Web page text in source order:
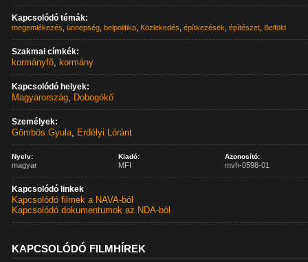
Kapcsolódó témák:
megemlékezés ,ünnepség ,belpolitika Közlekedés ,építkezések ,építészet Belföld
Szakmai címkék:
kormányfő, kormány
Kapcsolódó helyek:
Magyarország, Dobogókő
Személyek:
Gömbös Gyula, Erdélyi Lóránt
Nyelv:
magyar
Kiadó:
MFI
Azonosító:
mvh-0598-01
Kapcsolódó linkek
Kapcsolódó filmek a NAVA-ból
Kapcsolódó dokumentumok az NDA-ból
KAPCSOLÓDÓ FILMHÍREK